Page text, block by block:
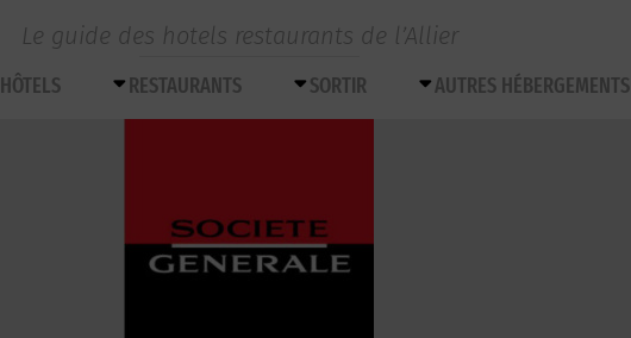
Le guide des hotels restaurants de l’Allier
HÔTELS RESTAURANTS SORTIR AUTRES HÉBERGEMENTS